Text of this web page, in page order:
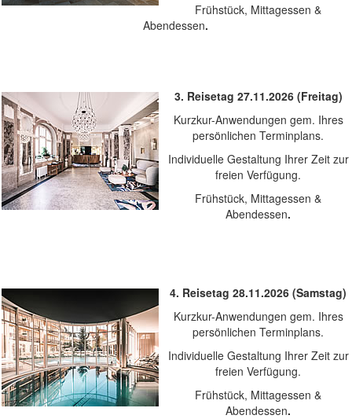
Frühstück, Mittagessen &
Abendessen.
3. Reisetag 27.11.2026 (Freitag)
Kurzkur-Anwendungen gem. Ihres
persönlichen Terminplans.
Individuelle Gestaltung Ihrer Zeit zur
freien Verfügung.
Frühstück, Mittagessen &
Abendessen.
4. Reisetag 28.11.2026 (Samstag)
Kurzkur-Anwendungen gem. Ihres
persönlichen Terminplans.
Individuelle Gestaltung Ihrer Zeit zur
freien Verfügung.
Frühstück, Mittagessen &
Abendessen.